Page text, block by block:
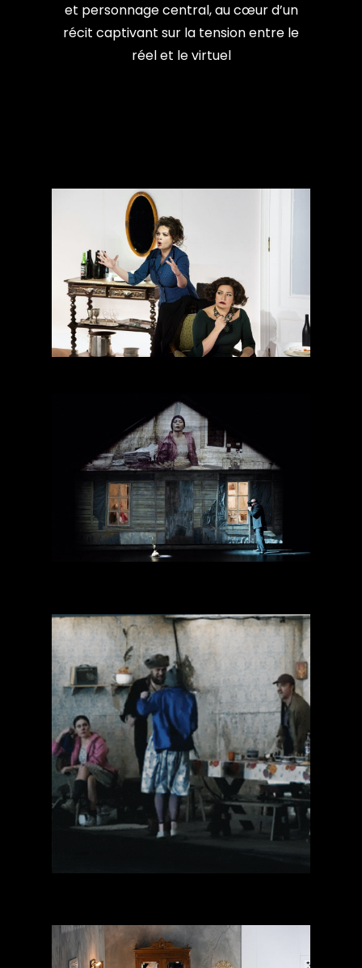
et personnage central, au cœur d’un
récit captivant sur la tension entre le
réel et le virtuel